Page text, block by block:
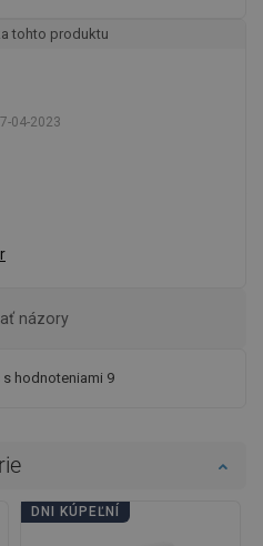
tohto produktu
04-2023
hodnoteniami 9
názory
DNI KÚPEĽNÍ